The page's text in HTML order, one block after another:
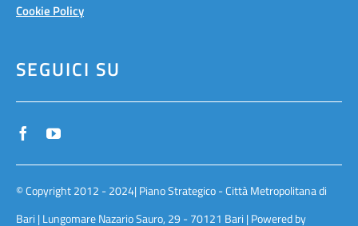
Cookie Policy
SEGUICI SU
© Copyright 2012 - 2024| Piano Strategico - Città Metropolitana di
Bari | Lungomare Nazario Sauro, 29 - 70121 Bari | Powered by